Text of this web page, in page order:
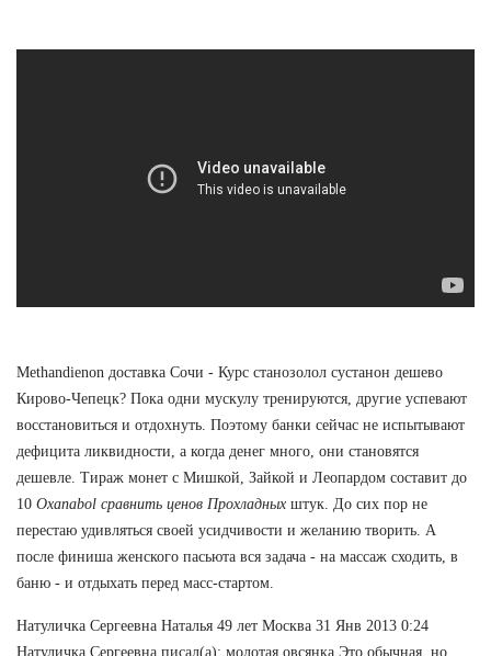
Methandienon доставка Сочи - Курс станозолол сустанон дешево
Кирово-Чепецк? Пока одни мускулу тренируются, другие успевают
восстановиться и отдохнуть. Поэтому банки сейчас не испытывают
дефицита ликвидности, а когда денег много, они становятся
дешевле. Тираж монет с Мишкой, Зайкой и Леопардом составит до
10 Oxanabol сравнить ценов Прохладных штук. До сих пор не
перестаю удивляться своей усидчивости и желанию творить. А
после финиша женского пасьюта вся задача - на массаж сходить, в
баню - и отдыхать перед масс-стартом.
Натуличка Сергеевна Наталья 49 лет Москва 31 Янв 2013 0:24
Натуличка Сергеевна писал(а): молотая овсянка Это обычная, но